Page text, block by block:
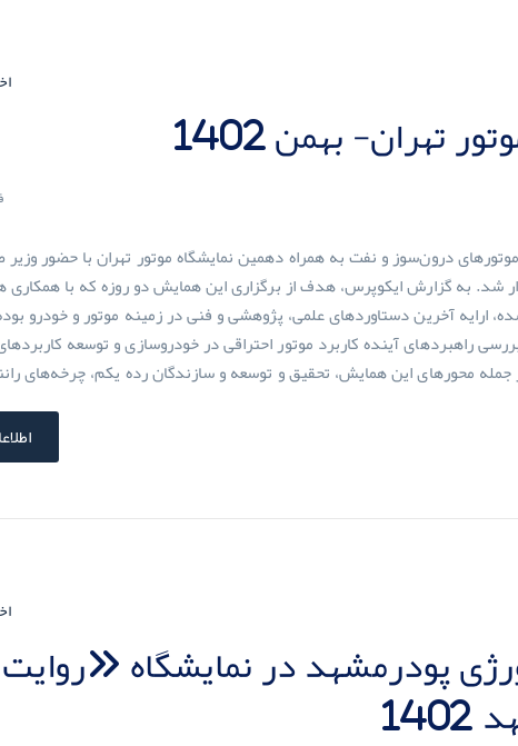
تهران- بهمن 1402
درون‌سوز و نفت به همراه دهمین نمایشگاه موتور تهران با حضور
شد. به گزارش ایکوپرس، هدف از برگزاری این همایش دو روزه که با همکاری
ارایه آخرین دستاوردهای علمی، پژوهشی و فنی در زمینه موتور و خودرو
راهبردهای آینده کاربرد موتور احتراقی در خودروسازی و توسعه
جمله محورهای این همایش، تحقیق و توسعه و سازندگان رده یکم، چرخه‌های
پودرمشهد در نمایشگاه «روایت